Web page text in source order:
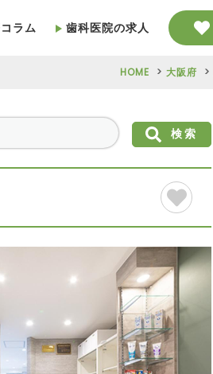
ラム 歯科医院の求人
HOME 大阪府
検索